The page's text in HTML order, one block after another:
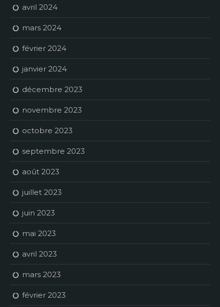
avril 2024
mars 2024
février 2024
janvier 2024
décembre 2023
novembre 2023
octobre 2023
septembre 2023
août 2023
juillet 2023
juin 2023
mai 2023
avril 2023
mars 2023
février 2023